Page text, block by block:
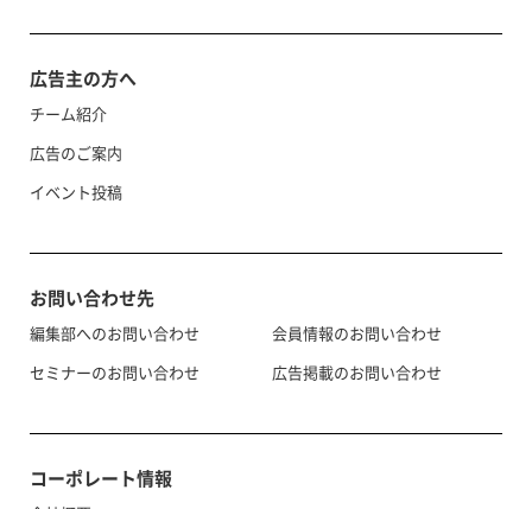
広告主の方へ
チーム紹介
広告のご案内
イベント投稿
お問い合わせ先
編集部へのお問い合わせ
セミナーのお問い合わせ
会員情報のお問い合わせ
広告掲載のお問い合わせ
コーポレート情報